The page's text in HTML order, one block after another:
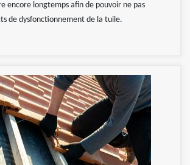
encore longtemps afin de pouvoir ne pas
de dysfonctionnement de la tuile.